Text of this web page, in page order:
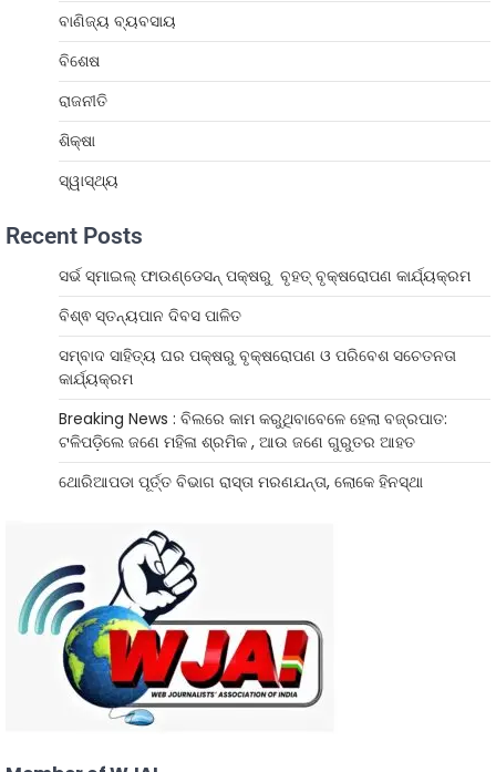
ବାଣିଜ୍ୟ ବ୍ୟବସାୟ
ବିଶେଷ
ରାଜନୀତି
ଶିକ୍ଷା
ସ୍ୱାସ୍ଥ୍ୟ
Recent Posts
ସର୍ଭ ସ୍ମାଇଲ୍ ଫାଉଣ୍ଡେସନ୍ ପକ୍ଷରୁ ବୃହତ୍ ବୃକ୍ଷରୋପଣ କାର୍ଯ୍ୟକ୍ରମ
ବିଶ୍ଵ ସ୍ତନ୍ୟପାନ ଦିବସ ପାଳିତ
ସମ୍ବାଦ ସାହିତ୍ୟ ଘର ପକ୍ଷରୁ ବୃକ୍ଷରୋପଣ ଓ ପରିବେଶ ସଚେତନତା
କାର୍ଯ୍ୟକ୍ରମ
Breaking News : ବିଲରେ କାମ କରୁଥିବାବେଳେ ହେଲା ବଜ୍ରପାତ:
ଟଳିପଡ଼ିଲେ ଜଣେ ମହିଳା ଶ୍ରମିକ , ଆଉ ଜଣେ ଗୁରୁତର ଆହତ
ଥୋରିଆପଡା ପୂର୍ତ୍ତ ବିଭାଗ ରାସ୍ତା ମରଣଯନ୍ତା, ଲୋକେ ହିନସ୍ଥା